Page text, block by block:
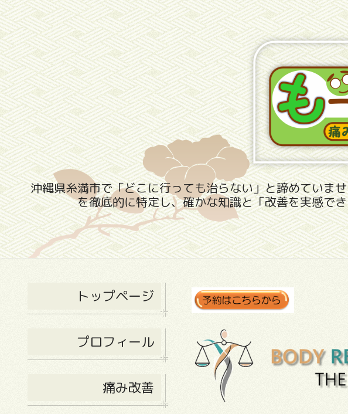
沖縄県糸満市で「どこに行っても治らない」と諦めていま
を徹底的に特定し、確かな知識と「改善を実感で
トップページ
プロフィール
痛み改善